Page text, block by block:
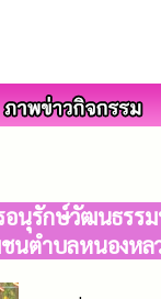
อนุรักษ์วัฒนธร
นตำบลหนองหล